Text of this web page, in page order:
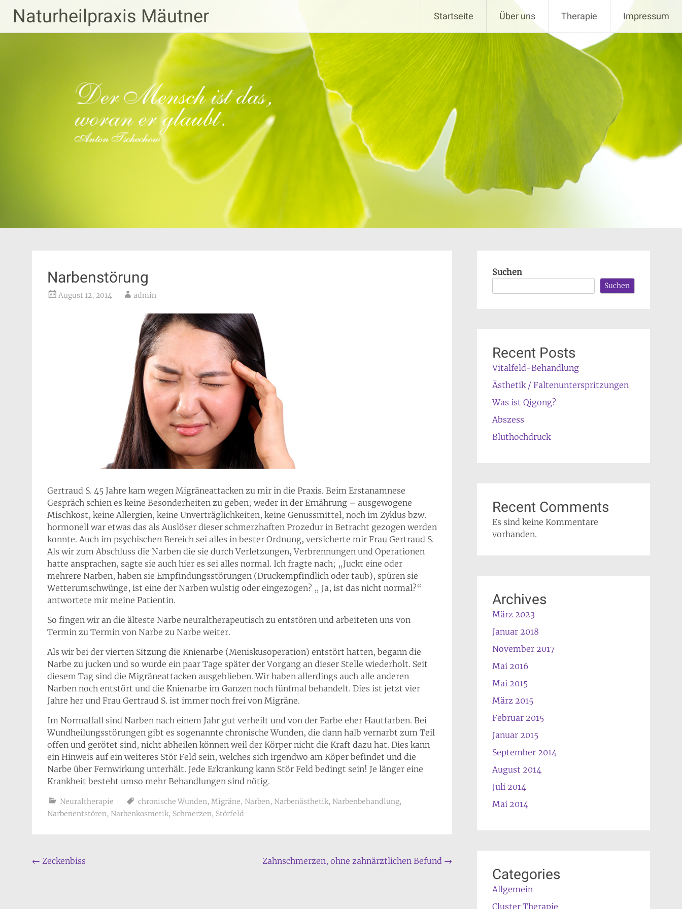
Inhalt
springen
Naturheilpraxis Mäutner Startseite Über uns Therapie Impressum
Narbenstörung
August 12, 2014 admin
Gertraud S. 45 Jahre kam wegen Migräneattacken zu mir in die Praxis. Beim Erstanamnese
Gespräch schien es keine Besonderheiten zu geben; weder in der Ernährung – ausgewogene
Mischkost, keine Allergien, keine Unverträglichkeiten, keine Genussmittel, noch im Zyklus bzw.
hormonell war etwas das als Auslöser dieser schmerzhaften Prozedur in Betracht gezogen werden
konnte. Auch im psychischen Bereich sei alles in bester Ordnung, versicherte mir Frau Gertraud S.
Als wir zum Abschluss die Narben die sie durch Verletzungen, Verbrennungen und Operationen
hatte ansprachen, sagte sie auch hier es sei alles normal. Ich fragte nach; „Juckt eine oder
mehrere Narben, haben sie Empfindungsstörungen (Druckempfindlich oder taub), spüren sie
Wetterumschwünge, ist eine der Narben wulstig oder eingezogen? „ Ja, ist das nicht normal?“
antwortete mir meine Patientin.
So fingen wir an die älteste Narbe neuraltherapeutisch zu entstören und arbeiteten uns von
Termin zu Termin von Narbe zu Narbe weiter.
Als wir bei der vierten Sitzung die Knienarbe (Meniskusoperation) entstört hatten, begann die
Narbe zu jucken und so wurde ein paar Tage später der Vorgang an dieser Stelle wiederholt. Seit
diesem Tag sind die Migräneattacken ausgeblieben. Wir haben allerdings auch alle anderen
Narben noch entstört und die Knienarbe im Ganzen noch fünfmal behandelt. Dies ist jetzt vier
Jahre her und Frau Gertraud S. ist immer noch frei von Migräne.
Im Normalfall sind Narben nach einem Jahr gut verheilt und von der Farbe eher Hautfarben. Bei
Wundheilungsstörungen gibt es sogenannte chronische Wunden, die dann halb vernarbt zum Teil
offen und gerötet sind, nicht abheilen können weil der Körper nicht die Kraft dazu hat. Dies kann
ein Hinweis auf ein weiteres Stör Feld sein, welches sich irgendwo am Köper befindet und die
Narbe über Fernwirkung unterhält. Jede Erkrankung kann Stör Feld bedingt sein! Je länger eine
Krankheit besteht umso mehr Behandlungen sind nötig.
Neuraltherapie chronische Wunden, Migräne, Narben, Narbenästhetik, Narbenbehandlung,
Narbenentstören, Narbenkosmetik, Schmerzen, Störfeld
Beitragsnavigation
← Zeckenbiss Zahnschmerzen, ohne zahnärztlichen Befund →
Suchen
Suchen
Recent Posts
Vitalfeld-Behandlung
Ästhetik / Faltenunterspritzungen
Was ist Qigong?
Abszess
Bluthochdruck
Recent Comments
Es sind keine Kommentare
vorhanden.
Archives
März 2023
Januar 2018
November 2017
Mai 2016
Mai 2015
März 2015
Februar 2015
Januar 2015
September 2014
August 2014
Juli 2014
Mai 2014
Categories
Allgemein
Cluster Therapie